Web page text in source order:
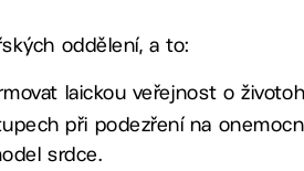
oddělení, a to:
laickou veřejnost o
při podezření na
srdce.